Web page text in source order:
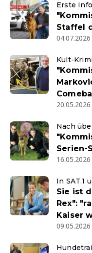
Erste
Staffel
Kult-
Nach
Serien-
In SAT.1
Sie ist
Rex":
Kaiser